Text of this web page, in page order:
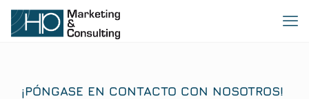
¡PÓNGASE EN CONTACTO CON NOSOTROS!